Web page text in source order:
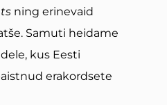
ning erinevaid
Samuti heidame
kus Eesti
erakordsete